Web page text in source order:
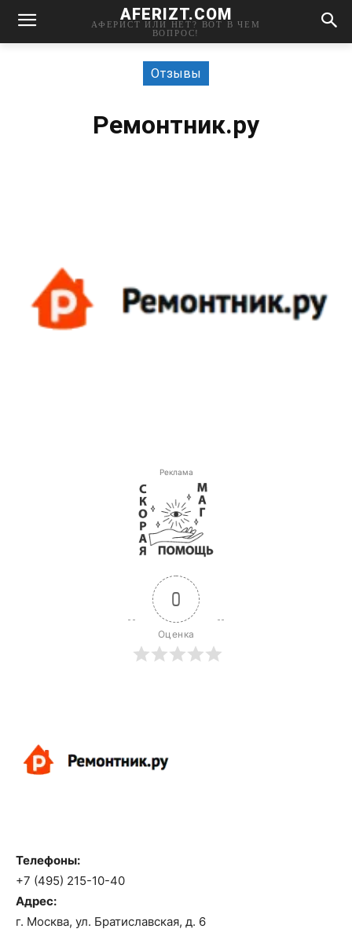
AFERIZT.COM
АФЕРИСТ ИЛИ НЕТ? ВОТ В ЧЕМ
ВОПРОС!
Отзывы
Ремонтник.ру
Реклама
0
Оценка
Телефоны:
+7 (495) 215-10-40
Адрес:
г. Москва, ул. Братиславская, д. 6